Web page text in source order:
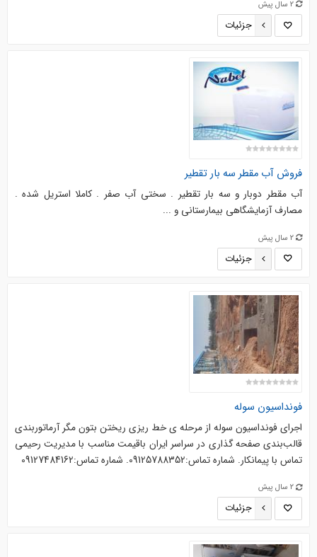
2 سال پیش
جزئیات
فروش آب مقطر سه بار تقطیر
آب مقطر دوبار و سه بار تقطیر . سختی آب صفر . کاملا استریل شده .
مصارف آزمایشگاهی بیمارستانی و ...
2 سال پیش
جزئیات
فونداسیون سوله
اجرای فونداسیون سوله از مرحله ی خط ریزی ریختن بتون مگر آرماتوربندی
قالب‌بندی صفحه گذاری در سراسر ایران باقیمت مناسب با مدیریت رحیمی
تماس با پیمانکار. شماره تماس:09125788352. شماره تماس:09127484162
2 سال پیش
جزئیات